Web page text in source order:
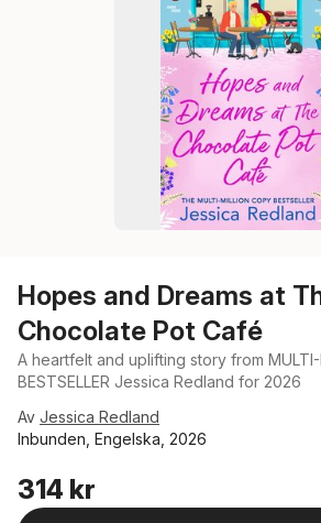
Hopes and Dreams at
Chocolate Pot Café
A heartfelt and uplifting story from MULTI-
BESTSELLER Jessica Redland for 2026
Av Jessica Redland
Inbunden, Engelska, 2026
314 kr